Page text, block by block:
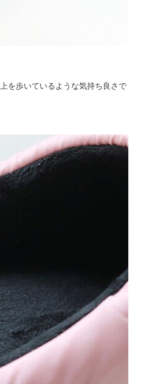
を歩いているような気持ち良さで